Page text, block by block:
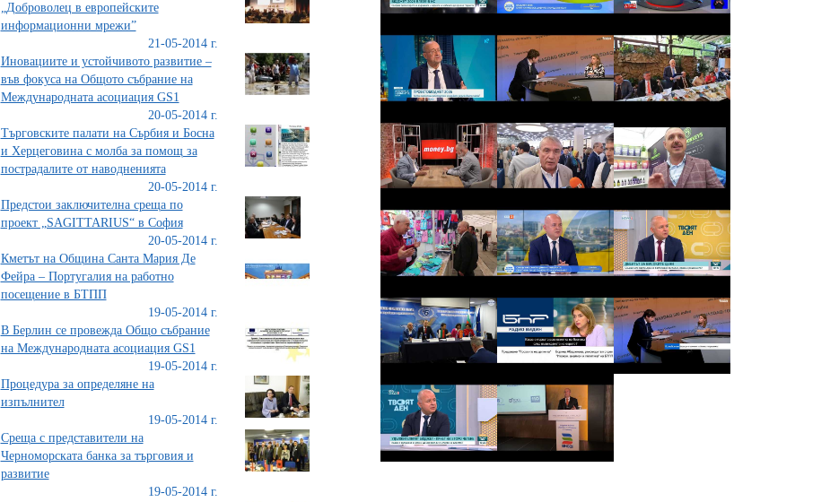
„Доброволец в европейските
информационни мрежи”
21-05-2014 г.
Иновациите и устойчивото развитие –
във фокуса на Общото събрание на
Международната асоциация GS1
20-05-2014 г.
Търговските палати на Сърбия и Босна
и Херцеговина с молба за помощ за
пострадалите от наводненията
20-05-2014 г.
Предстои заключителна среща по
проект „SAGITTARIUS“ в София
20-05-2014 г.
Кметът на Община Санта Мария Де
Фейра – Португалия на работно
посещение в БТПП
19-05-2014 г.
В Берлин се провежда Общо събрание
на Международната асоциация GS1
19-05-2014 г.
Процедура за определяне на
изпълнител
19-05-2014 г.
Среща с представители на
Черноморската банка за търговия и
развитие
19-05-2014 г.